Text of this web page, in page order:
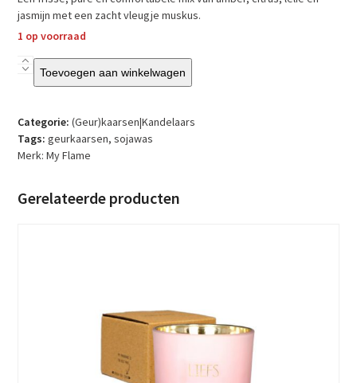
jasmijn met een zacht vleugje muskus.
1 op voorraad
My
Flame
–
Our
friendship
–
Toevoegen aan winkelwagen
Categorie: (Geur)kaarsen|Kandelaars
Tags: geurkaarsen,sojawas
Merk:My Flame
Gerelateerde producten